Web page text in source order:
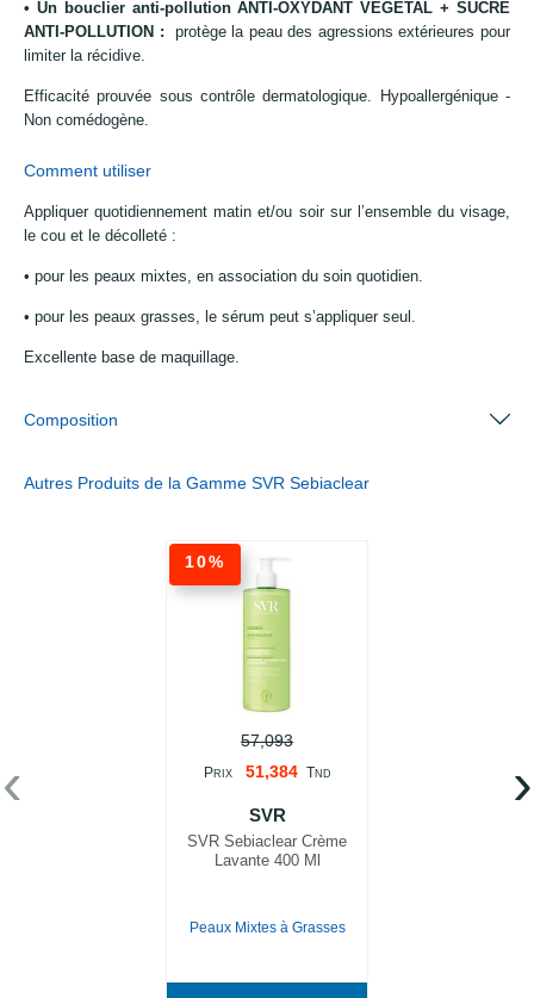
• Un bouclier anti-pollution ANTI-OXYDANT VEGETAL + SUCRE
ANTI-POLLUTION : protège la peau des agressions extérieures pour
limiter la récidive.
Efficacité prouvée sous contrôle dermatologique. Hypoallergénique -
Non comédogène.
Comment utiliser
Appliquer quotidiennement matin et/ou soir sur l’ensemble du visage,
le cou et le décolleté :
• pour les peaux mixtes, en association du soin quotidien.
• pour les peaux grasses, le sérum peut s’appliquer seul.
Excellente base de maquillage.
Composition
Autres Produits de la Gamme SVR Sebiaclear
10%
57,093
PRIX 51,384 TND
SVR
SVR Sebiaclear Crème
Lavante 400 Ml
Peaux Mixtes à Grasses
‹ ›